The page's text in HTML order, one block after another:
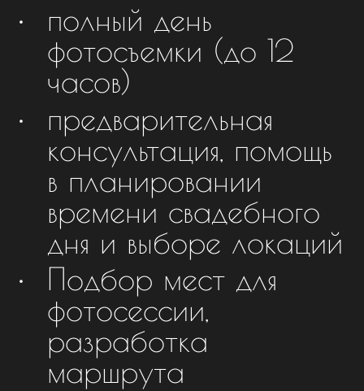
полный день
фотосъемки (до 12
часов)
предварительная
консультация, помощь
в планировании
времени свадебного
дня и выборе локаций
Подбор мест для
фотосессии,
разработка
маршрута